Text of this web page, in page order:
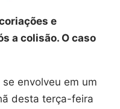
e
a colisão. O caso
envolveu em um
desta terça-feira